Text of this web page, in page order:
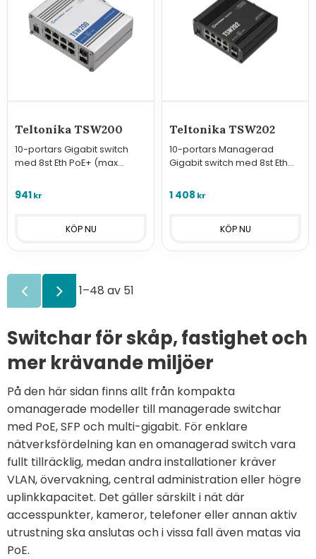
Teltonika TSW200
10-portars Gigabit switch
med 8st Eth PoE+ (max
941kr
Teltonika TSW202
10-portars Managerad
Gigabit switch med 8st Eth
SFP
1 408 kr
1–48 av 51
Switchar för skåp, fastighet och
mer krävande miljöer
På den här sidan finns allt från kompakta
omanagerade modeller till managerade switchar
med PoE, SFP och multi-gigabit. För enklare
nätverksfördelning kan en omanagerad switch vara
fullt tillräcklig, medan andra installationer kräver
VLAN, övervakning, central administration eller högre
uplinkkapacitet. Det gäller särskilt i nät där
accesspunkter, kameror, telefoner eller annan aktiv
utrustning ska anslutas och i vissa fall även matas via
PoE.